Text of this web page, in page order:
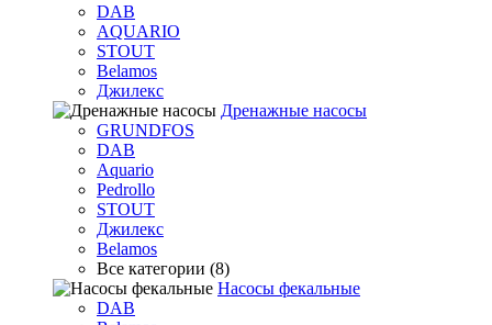
DAB
AQUARIO
STOUT
Belamos
Джилекс
Дренажные насосы
GRUNDFOS
DAB
Aquario
Pedrollo
STOUT
Джилекс
Belamos
Все категории (8)
Насосы фекальные
DAB